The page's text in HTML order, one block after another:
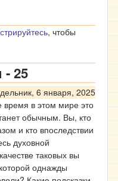
, чтобы
- 25
6 января, 2025
время в этом мире это
обычным. Вы, кто
и кто впоследствии
духовной
таковых вы
однажды